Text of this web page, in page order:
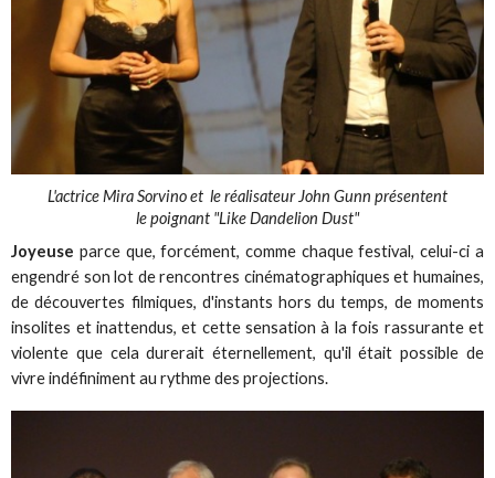
L'actrice Mira Sorvino et le réalisateur John Gunn présentent
le poignant "Like Dandelion Dust"
Joyeuse parce que, forcément, comme chaque festival, celui-ci a
engendré son lot de rencontres cinématographiques et humaines,
de découvertes filmiques, d'instants hors du temps, de moments
insolites et inattendus, et cette sensation à la fois rassurante et
violente que cela durerait éternellement, qu'il était possible de
vivre indéfiniment au rythme des projections.